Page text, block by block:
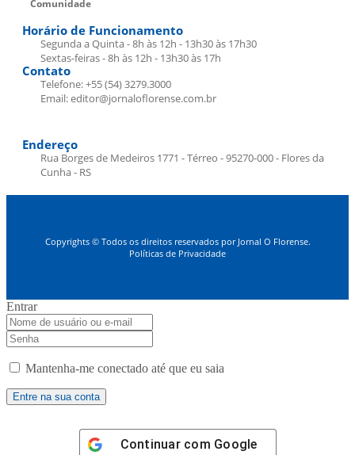
Comunidade
Horário de Funcionamento
Segunda a Quinta - 8h às 12h - 13h30 às 17h30
Sextas-feiras - 8h às 12h - 13h30 às 17h
Contato
Telefone: +55 (54) 3279.3000
Email: editor@jornaloflorense.com.br
Endereço
Rua Borges de Medeiros 1771 - Térreo - 95270-000 - Flores da
Cunha - RS
Copyrights © Todos os direitos reservados por Jornal O Florense.
Políticas de Privacidade
Entrar
Mantenha-me conectado até que eu saia
Continuar com Google